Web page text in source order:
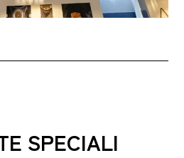
SPECIALI